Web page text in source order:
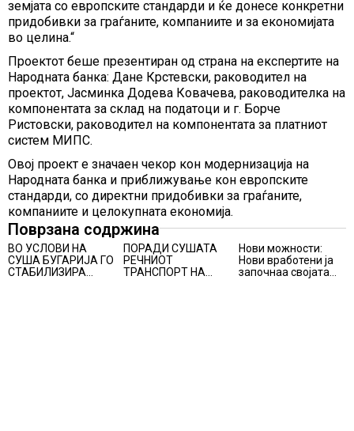
земјата со европските стандарди и ќе донесе конкретни
придобивки за граѓаните, компаниите и за економијата
во целина.“
Проектот беше презентиран од страна на експертите на
Народната банка: Дане Крстевски, раководител на
проектот, Јасминка Додева Ковачева, раководителка на
компонентата за склад на податоци и г. Борче
Ристовски, раководител на компонентата за платниот
систем МИПС.
Овој проект е значаен чекор кон модернизација на
Народната банка и приближување кон европските
стандарди, со директни придобивки за граѓаните,
компаниите и целокупната економија.
Поврзана содржина
ВО УСЛОВИ НА
СУША БУГАРИЈА ГО
СТАБИЛИЗИРА
ПОРАДИ СУШАТА
РЕЧНИОТ
ТРАНСПОРТ НА
Нови можности:
Нови вработени ја
започнаа својата